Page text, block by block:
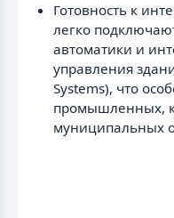
Готовность к
легко
автоматики и
управления
Systems), что
промышленных,
муниципальных